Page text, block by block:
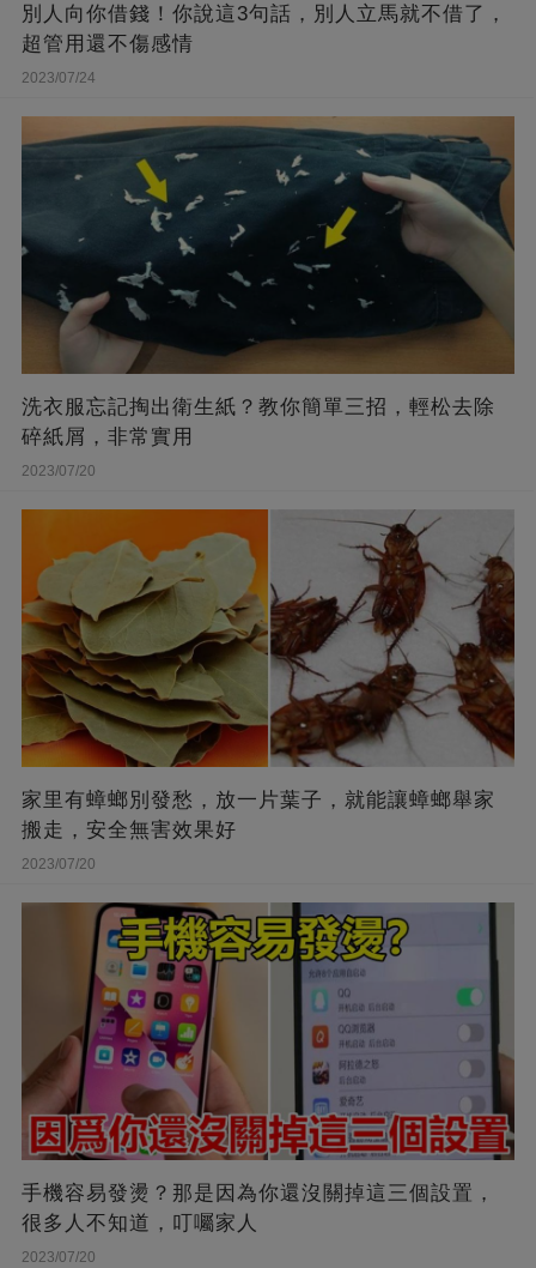
別人向你借錢！你說這3句話，別人立馬就不借了，
超管用還不傷感情
2023/07/24
洗衣服忘記掏出衛生紙？教你簡單三招，輕松去除
碎紙屑，非常實用
2023/07/20
家里有蟑螂別發愁，放一片葉子，就能讓蟑螂舉家
搬走，安全無害效果好
2023/07/20
手機容易發燙？那是因為你還沒關掉這三個設置，
很多人不知道，叮囑家人
2023/07/20